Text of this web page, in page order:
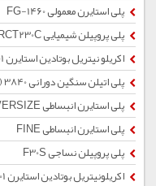
پلی استایرن معمولی 1460-FG
پلی پروپیلن شیمیایی ZRCT230C
اکریلو نیتریل بوتادین استایرن SV0157W2901
پلی اتیلن سنگین دورانی 3840 (پودر)
پلی استایرن انبساطی OVERSIZE
پلی استایرن انبساطی FINE
پلی پروپیلن نساجی F30S
اکریلونیتریل بوتادین استایرن SV0157W2901